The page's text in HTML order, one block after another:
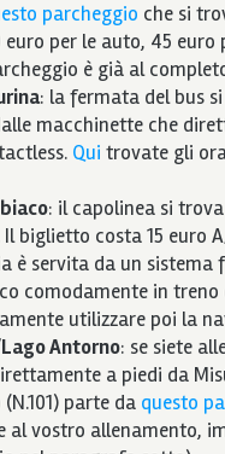
parcheggio che si
per le auto, 45
è già al
: la fermata del bus
macchinette che
Qui trovate gli
: il capolinea si trova
biglietto costa 15 euro
è servita da un
comodamente in
utilizzare poi la
Antorno: se siete
a piedi da
parte da questo
al vostro allenamento,